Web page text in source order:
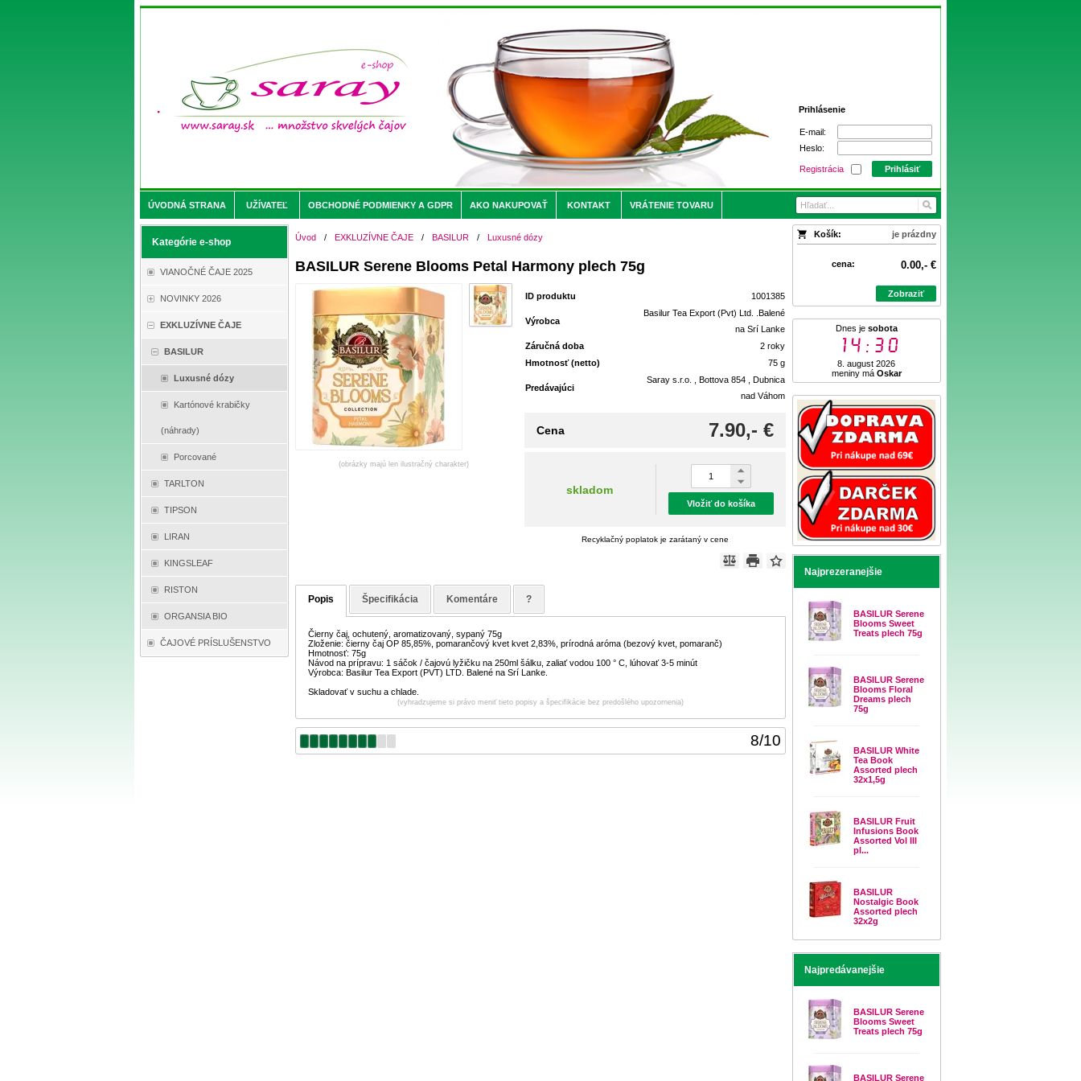
Prihlásenie
E-mail:
Heslo:
Registrácia Prihlásiť
ÚVODNÁ STRANA UŽÍVATEĽ OBCHODNÉ PODMIENKY A GDPR AKO NAKUPOVAŤ KONTAKT VRÁTENIE TOVARU
Kategórie e-shop
VIANOČNÉ ČAJE 2025
NOVINKY 2026
EXKLUZÍVNE ČAJE
BASILUR
Luxusné dózy
Kartónové krabičky
(náhrady)
Porcované
TARLTON
TIPSON
LIRAN
KINGSLEAF
RISTON
ORGANSIA BIO
ČAJOVÉ PRÍSLUŠENSTVO
Košík: je prázdny
cena: 0.00,- €
Zobraziť
Dnes je sobota
14:30
8. august 2026
meniny má Oskar
Najprezeranejšie
BASILUR Serene
Blooms Sweet
Treats plech 75g
BASILUR Serene
Blooms Floral
Dreams plech
75g
BASILUR White
Tea Book
Assorted plech
32x1,5g
BASILUR Fruit
Infusions Book
Assorted Vol III
pl...
BASILUR
Nostalgic Book
Assorted plech
32x2g
Najpredávanejšie
BASILUR Serene
Blooms Sweet
Treats plech 75g
BASILUR Serene
Úvod / EXKLUZÍVNE ČAJE / BASILUR / Luxusné dózy
BASILUR Serene Blooms Petal Harmony plech 75g
(obrázky majú len ilustračný charakter)
ID produktu 1001385
Výrobca
Basilur Tea Export (Pvt) Ltd. .Balené
na Srí Lanke
Záručná doba
2 roky
Hmotnosť (netto)
75 g
Predávajúci
Saray s.r.o. , Bottova 854 , Dubnica
nad Váhom
7.90,- €
Cena
skladom
Vložiť do košíka
Recyklačný poplatok je zarátaný v cene
Popis Špecifikácia Komentáre ?
Čierny čaj, ochutený, aromatizovaný, sypaný 75g
Zloženie: čierny čaj OP 85,85%, pomarančový kvet kvet 2,83%, prírodná aróma (bezový kvet, pomaranč)
Hmotnosť: 75g
Návod na prípravu: 1 sáčok / čajovú lyžičku na 250ml šálku, zaliať vodou 100 ° C, lúhovať 3-5 minút
Výrobca: Basilur Tea Export (PVT) LTD. Balené na Srí Lanke.
Skladovať v suchu a chlade.
(vyhradzujeme si právo meniť tieto popisy a špecifikácie bez predošlého upozornenia)
8/10